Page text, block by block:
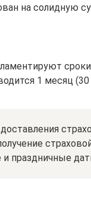
на солидную
1 месяц
праздничные